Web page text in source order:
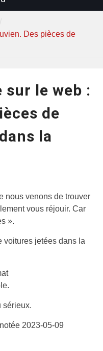
Des pièces de
sur le web :
de
la
nous venons de trouver
vous réjouir. Car
».
voitures jetées dans la
sérieux.
2023-05-09